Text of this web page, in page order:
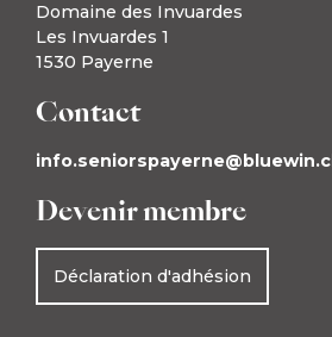
Domaine des Invuardes
Les Invuardes 1
1530 Payerne
Contact
Devenir membre
Déclaration d'adhésion